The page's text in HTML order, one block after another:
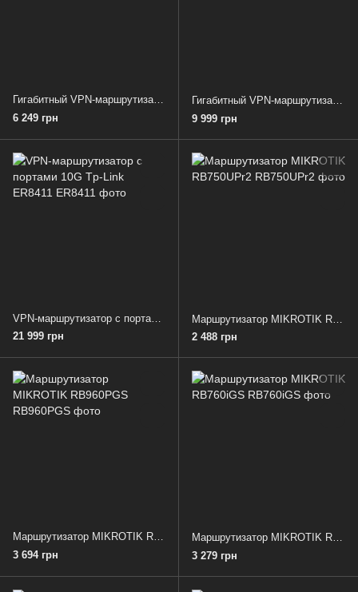
Гигабитный VРN-маршрутизатор TP-Link ER7206
6 249 грн
Гигабитный VРN-маршрутизатор Tp-Link ER7212PC
9 999 грн
21 999 грн
2 488 грн
Маршрутизатор MIKROTIK RB960PGS
3 694 грн
Маршрутизатор MIKROTIK RB760iGS
3 279 грн